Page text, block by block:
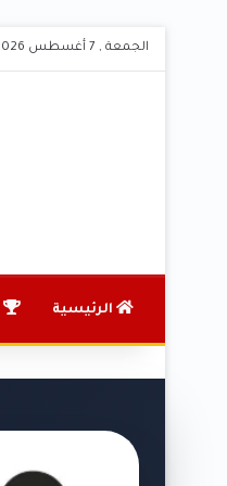
الجمعة , 7 أغسطس 2026
الرئيسية